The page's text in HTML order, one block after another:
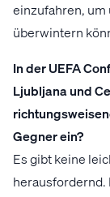
einzufahren, um
überwintern
In der UEFA
Ljubljana und
Gegner ein?
Es gibt keine
herausfordernd.